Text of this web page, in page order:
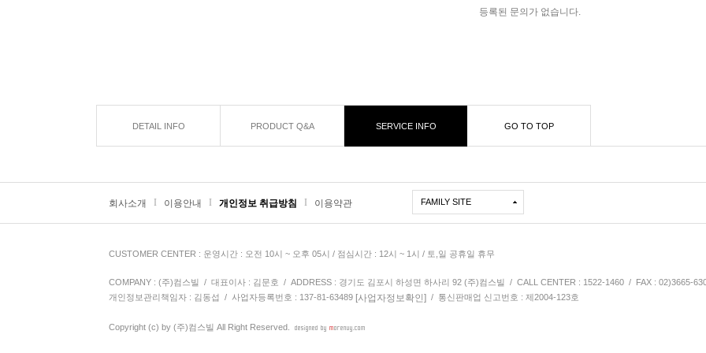
등록된 문의가 없습니다.
DETAIL INFO PRODUCT Q&A SERVICE INFO GO TO TOP
회사소개 이용안내 개인정보 취급방침 이용약관 FAMILY SITE
CUSTOMER CENTER : 운영시간 : 오전 10시 ~ 오후 05시 / 점심시간 : 12시 ~ 1시 / 토,일 공휴일 휴무
COMPANY : (주)컴스빌 / 대표이사 : 김문호 / ADDRESS : 경기도 김포시 하성면 하사리 92 (주)컴스빌 / CALL CENTER : 1522-1460 / FAX : 02)3665-
개인정보관리책임자 : 김동섭
/ 사업자등록번호 : 137-81-63489 [사업자정보확인] / 통신판매업 신고번호 : 제2004-123호
Copyright (c) by (주)컴스빌 All Right Reserved.